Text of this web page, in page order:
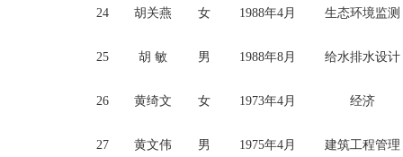
24 胡关燕 女 1988年4月 生态环境监测
25 胡 敏 男 1988年8月 给水排水设计
26 黄绮文 女 1973年4月 经济
27 黄文伟 男 1975年4月 建筑工程管理